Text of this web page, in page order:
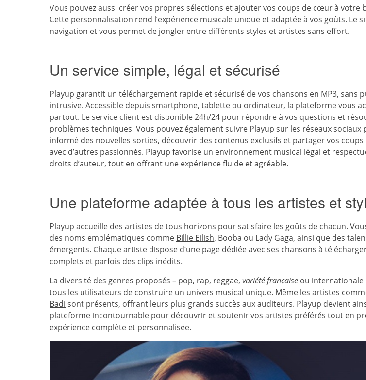
Vous pouvez aussi créer vos propres sélections et ajouter vos coups de cœur à votre
Cette personnalisation rend l’expérience musicale unique et adaptée à vos goûts. Le
navigation et vous permet de jongler entre différents styles et artistes sans effort.
Un service simple, légal et sécurisé
Playup garantit un téléchargement rapide et sécurisé de vos chansons en MP3, sans
intrusive. Accessible depuis smartphone, tablette ou ordinateur, la plateforme vous
partout. Le service client est disponible 24h/24 pour répondre à vos questions et
problèmes techniques. Vous pouvez également suivre Playup sur les réseaux sociaux
informé des nouvelles sorties, découvrir des contenus exclusifs et partager vos
avec d’autres passionnés. Playup favorise un environnement musical légal et
droits d’auteur, tout en offrant une expérience fluide et agréable.
Une plateforme adaptée à tous les artistes et
Playup accueille des artistes de tous horizons pour satisfaire les goûts de chacun.
des noms emblématiques comme Billie Eilish, Booba ou Lady Gaga, ainsi que des
émergents. Chaque artiste dispose d’une page dédiée avec ses chansons à
complets et parfois des clips inédits.
La diversité des genres proposés – pop, rap, reggae, variété française ou internationale
tous les utilisateurs de construire un univers musical unique. Même les artistes
Badi sont présents, offrant leurs plus grands succès aux auditeurs. Playup devient
plateforme incontournable pour découvrir et soutenir vos artistes préférés tout en
expérience complète et personnalisée.